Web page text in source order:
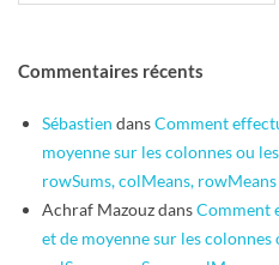
Commentaires récents
Sébastien dansComment
moyenne sur les colonnes ou
rowSums, colMeans, rowMeans
Achraf MazouzdansComment
et de moyenne sur les colonnes